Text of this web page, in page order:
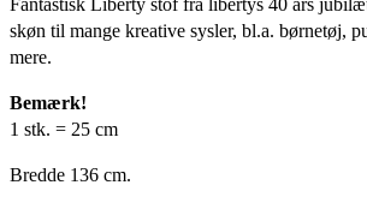
pris
var:
pris
er:
Fantastisk Liberty stof fra libertys 40 års
skøn til mange kreative sysler, bl.a. børnetøj,
mere.
Bemærk!
1 stk. = 25 cm
Bredde 136 cm.